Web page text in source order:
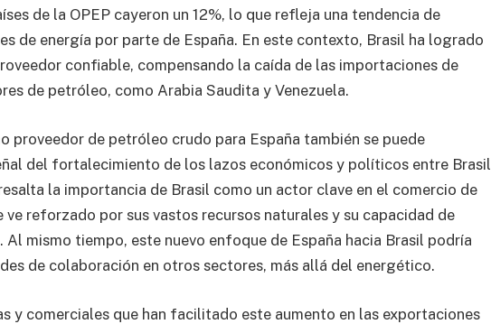
de la OPEP cayeron un 12%, lo que refleja una tendencia de
de energía por parte de España. En este contexto, Brasil ha logrado
confiable, compensando la caída de las importaciones de
de petróleo, como Arabia Saudita y Venezuela.
proveedor de petróleo crudo para España también se puede
del fortalecimiento de los lazos económicos y políticos entre Brasil
la importancia de Brasil como un actor clave en el comercio de
ve reforzado por sus vastos recursos naturales y su capacidad de
mismo tiempo, este nuevo enfoque de España hacia Brasil podría
de colaboración en otros sectores, más allá del energético.
y comerciales que han facilitado este aumento en las exportaciones